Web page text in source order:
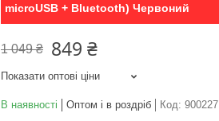
microUSB + Bluetooth) Червоний
1 049 ₴ 849 ₴
Показати оптові ціни
В наявності Оптом і в роздріб Код: 900227